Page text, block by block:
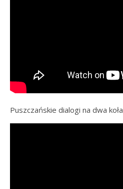
Puszczańskie dialogi na dwa koła